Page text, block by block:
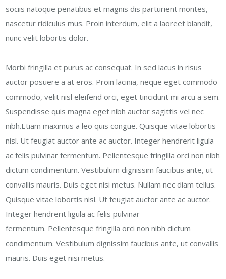
sociis natoque penatibus et magnis dis parturient montes,
nascetur ridiculus mus. Proin interdum, elit a laoreet blandit,
nunc velit lobortis dolor.
Morbi fringilla et purus ac consequat. In sed lacus in risus
auctor posuere a at eros. Proin lacinia, neque eget commodo
commodo, velit nisl eleifend orci, eget tincidunt mi arcu a sem.
Suspendisse quis magna eget nibh auctor sagittis vel nec
nibh.Etiam maximus a leo quis congue. Quisque vitae lobortis
nisl. Ut feugiat auctor ante ac auctor. Integer hendrerit ligula
ac felis pulvinar fermentum. Pellentesque fringilla orci non nibh
dictum condimentum. Vestibulum dignissim faucibus ante, ut
convallis mauris. Duis eget nisi metus. Nullam nec diam tellus.
Quisque vitae lobortis nisl. Ut feugiat auctor ante ac auctor.
Integer hendrerit ligula ac felis pulvinar
fermentum. Pellentesque fringilla orci non nibh dictum
condimentum. Vestibulum dignissim faucibus ante, ut convallis
mauris. Duis eget nisi metus.